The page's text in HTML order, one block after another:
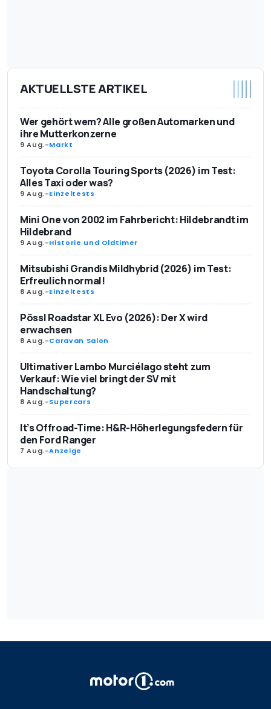
AKTUELLSTE ARTIKEL
Wer gehört wem? Alle großen Automarken und
ihre Mutterkonzerne
9 Aug.-Markt
Toyota Corolla Touring Sports (2026) im Test:
Alles Taxi oder was?
9 Aug.-Einzeltests
Mini One von 2002 im Fahrbericht: Hildebrandt im
Hildebrand
9 Aug.-Historie und Oldtimer
Mitsubishi Grandis Mildhybrid (2026) im Test:
Erfreulich normal!
8 Aug.-Einzeltests
Pössl Roadstar XL Evo (2026): Der X wird
erwachsen
8 Aug.-Caravan Salon
Ultimativer Lambo Murciélago steht zum
Verkauf: Wie viel bringt der SV mit
Handschaltung?
8 Aug.-Supercars
It’s Offroad-Time: H&R-Höherlegungsfedern für
den Ford Ranger
7 Aug.-Anzeige